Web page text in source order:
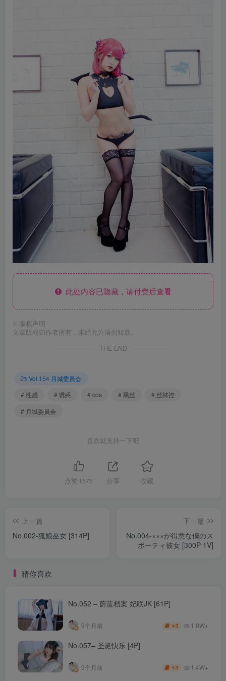
此处内容已隐藏，请付费后查看
© 版权声明
文章版权归作者所有，未经允许请勿转载。
THE END
Vol.154 月城委員会
# 性感
# 诱惑 # cos # 黑丝
# 丝袜控
# 月城委員会
喜欢就支持一下吧
点赞 1575 分享 收藏
上一篇
No.002-狐娘巫女 [314P]
下一篇
No.004-×××が得意な僕のス
ポーティ彼女 [300P 1V]
猜你喜欢
No.052 – 蔚蓝档案 妃咲JK [61P]
9个月前 ￥3 1.8W+
No.057– 圣诞快乐 [4P]
9个月前 ￥3 1.4W+